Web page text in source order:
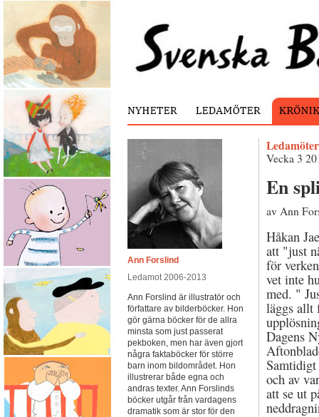
Ann Forslind
Ledamot 2006-2013
Ann Forslind är illustratör och
författare av bilderböcker. Hon
gör gärna böcker för de allra
minsta som just passerat
pekboken, men har även gjort
några faktaböcker för större
barn inom bildområdet. Hon
illustrerar både egna och
andras texter. Ann Forslinds
böcker utgår från vardagens
dramatik som är stor för den
Vecka 3
En
av Ann
Håkan
att "just
för
vet inte
med. "
läggs allt
Dagens
och av
att se ut